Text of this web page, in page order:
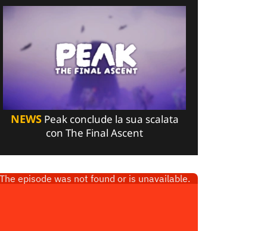
NEWSPeak conclude la sua scalata
con The Final Ascent